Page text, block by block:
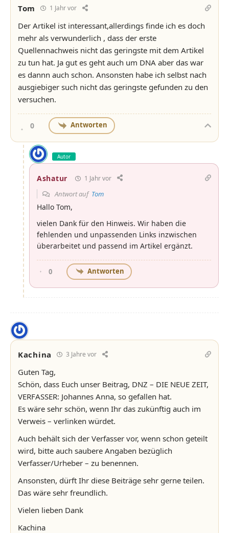
Tom 1 Jahr vor
Der Artikel ist interessant,allerdings finde ich es doch
mehr als verwunderlich , dass der erste
Quellennachweis nicht das geringste mit dem Artikel
zu tun hat. Ja gut es geht auch um DNA aber das war
es dannn auch schon. Ansonsten habe ich selbst nach
ausgiebiger such nicht das geringste gefunden zu den
versuchen.
0 Antworten
Autor
Ashatur 1 Jahr vor
Antwort auf Tom
Hallo Tom,
vielen Dank für den Hinweis. Wir haben die
fehlenden und unpassenden Links inzwischen
überarbeitet und passend im Artikel ergänzt.
0 Antworten
Kachina 3 Jahre vor
Guten Tag,
Schön, dass Euch unser Beitrag, DNZ – DIE NEUE ZEIT,
VERFASSER: Johannes Anna, so gefallen hat.
Es wäre sehr schön, wenn Ihr das zukünftig auch im
Verweis – verlinken würdet.
Auch behält sich der Verfasser vor, wenn schon geteilt
wird, bitte auch saubere Angaben bezüglich
Verfasser/Urheber – zu benennen.
Ansonsten, dürft Ihr diese Beiträge sehr gerne teilen.
Das wäre sehr freundlich.
Vielen lieben Dank
Kachina